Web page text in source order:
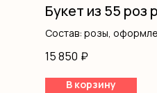
Букет из 55 роз
Состав: розы,
15 850 ₽
В корзину